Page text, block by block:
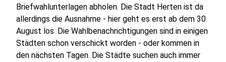
Briefwahlunterlagen abholen. Die Stadt Herten ist da
allerdings die Ausnahme - hier geht es erst ab dem 30.
August los. Die Wahlbenachrichtigungen sind in einigen
Städten schon verschickt worden - oder kommen in
den nächsten Tagen. Die Städte suchen auch immer